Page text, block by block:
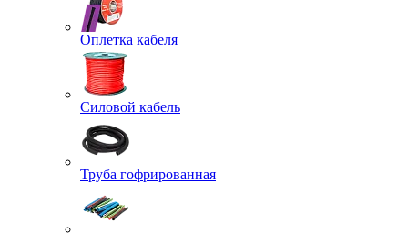
Оплетка кабеля
Силовой кабель
Труба гофрированная